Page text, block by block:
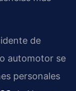
de
automotor se
personales